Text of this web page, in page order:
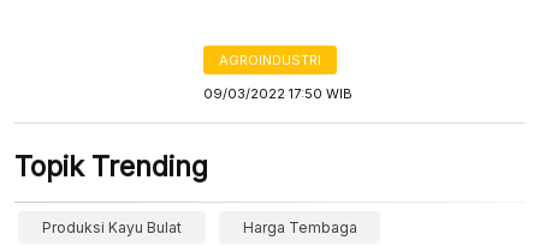
AGROINDUSTRI
09/03/2022 17:50 WIB
Topik Trending
Produksi Kayu Bulat Harga Tembaga